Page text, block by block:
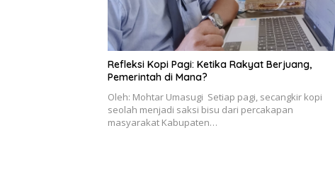
Refleksi Kopi Pagi: Ketika Rakyat Berjuang,
Pemerintah di Mana?
Oleh: Mohtar Umasugi Setiap pagi, secangkir kopi
seolah menjadi saksi bisu dari percakapan
masyarakat Kabupaten…